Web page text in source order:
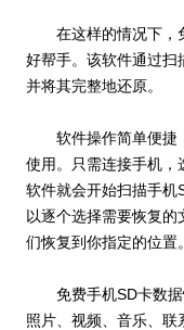
在这样的情况下，
好帮手。该软件通过扫
并将其完整地还原。
软件操作简单便捷
使用。只需连接手机，
软件就会开始扫描手机
以逐个选择需要恢复
们恢复到你指定的位置。
免费手机SD卡数
照片、视频、音乐、联